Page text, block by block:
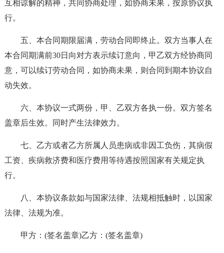
互相谅解的精神，共同协商处理，如协商未果，按原协议执
行。
五、本合同期限届满，劳动合同即终止。双方当事人在
本合同期满前30日向对方表示续订意向，甲乙双方经协商同
意，可以续订劳动合同，如协商未果，则合同到期本协议自
动失效。
六、本协议一式两份，甲、乙双方各执一份。双方签名
盖章后生效。同时产生法律效力。
七、乙方或者乙方所属人员患病或非因工负伤，其病假
工资、疾病救济费和医疗费用等待遇按照国家有关规定执
行。
八、本协议条款如与国家法律、法规相抵触时，以国家
法律、法规为准。
甲方：(签名盖章)乙方：(签名盖章)